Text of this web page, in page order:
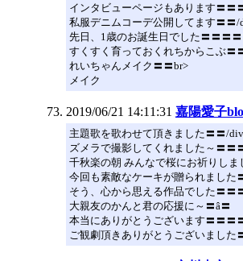
インタビューページもあります〓〓
私服デニムコーデ公開してます〓〓/
先日、1歳のお誕生日でした〓〓〓
すくすく育っておくれちからこぶ〓
れいちゃんメイク〓〓br>
メイク
2019/06/21 14:11:31 嘉陽愛子
主題歌を歌わせて頂きました〓〓/
ズメラで撮影してくれました～〓〓
千秋楽の朝 みんなで桜にお祈りし
今回も素敵なケーキが贈られました
そう、心から思える作品でした〓〓
大親友のかんと君の応援に～〓â〓
本当にありがとうございます〓〓〓
ご観劇頂きありがとうございました